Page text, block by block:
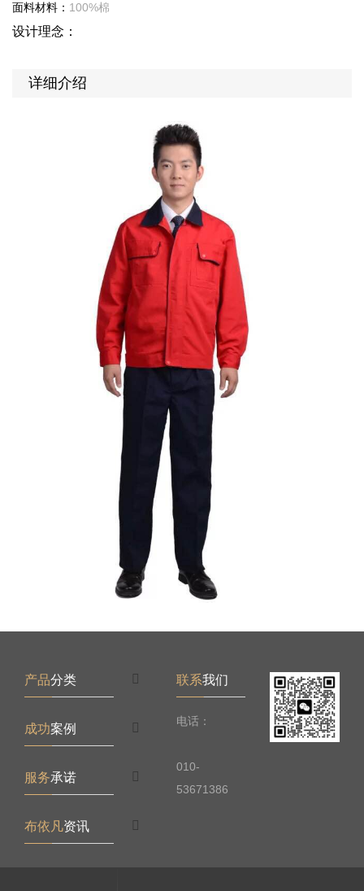
面料材料： 100%棉
设计理念：
详细介绍
产品分类
成功案例
服务承诺
布依凡资讯
联系我们
电话：
010-
53671386